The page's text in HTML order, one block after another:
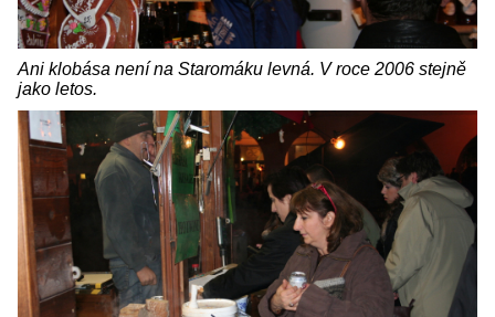
Ani klobása není na Staromáku levná. V roce 2006 stejně
jako letos.